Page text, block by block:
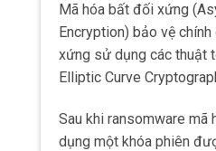
Mã hóa bất đối xứng
Encryption) bảo vệ
xứng sử dụng các thuật
Elliptic Curve
Sau khi ransomware mã
dụng một khóa phiên